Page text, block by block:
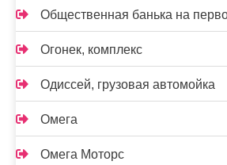
Общественная банька на
Огонек, комплекс
Одиссей, грузовая автомойка
Омега
Омега Моторс